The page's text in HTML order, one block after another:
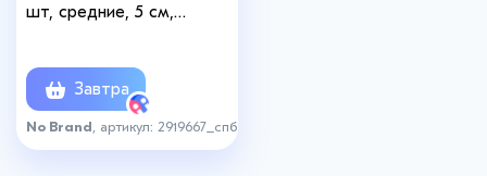
шт, средние, 5 см,
Завтра
No Brand , артикул: 2919667_спб